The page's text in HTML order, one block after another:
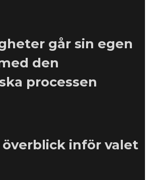
går sin egen
den
processen
inför valet